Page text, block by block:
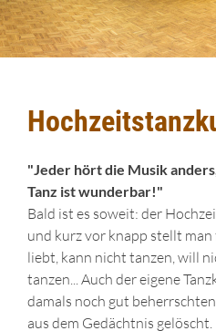
"Jeder hört die Musik
Tanz ist wunderbar!"
Bald ist es soweit: der
und kurz vor knapp stellt
liebt, kann nicht tanzen, will
tanzen... Auch der eigene
damals noch gut
aus dem Gedächtnis gelöscht.